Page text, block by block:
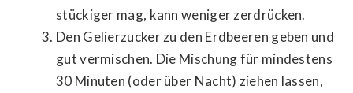
stückiger mag, kann weniger zerdrücken.
Den Gelierzucker zu den Erdbeeren geben und
gut vermischen. Die Mischung für mindestens
30 Minuten (oder über Nacht) ziehen lassen,